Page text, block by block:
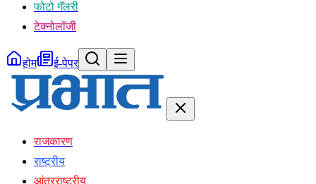
फोटो गॅलरी
टेक्नोलॉजी
होम ई-पेपर
राजकारण
राष्ट्रीय
आंतरराष्ट्रीय